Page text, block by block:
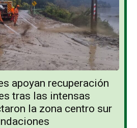
apoyan recuperación
tras las intensas
la zona centro sur